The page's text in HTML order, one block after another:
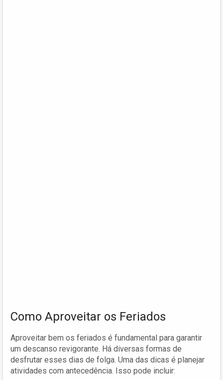
Como Aproveitar os Feriados
Aproveitar bem os feriados é fundamental para garantir
um descanso revigorante. Há diversas formas de
desfrutar esses dias de folga. Uma das dicas é planejar
atividades com antecedência. Isso pode incluir: